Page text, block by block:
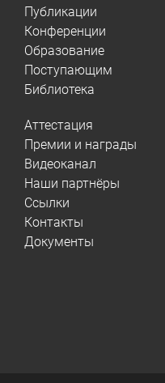
Публикации
Конференции
Образование
Поступающим
Библиотека
Аттестация
Премии и награды
Видеоканал
Наши партнёры
Ссылки
Контакты
Документы